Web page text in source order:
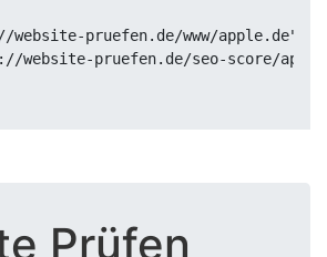
pruefen.de/www/apple.de"
website-pruefen.de/seo-score/
Prüfen